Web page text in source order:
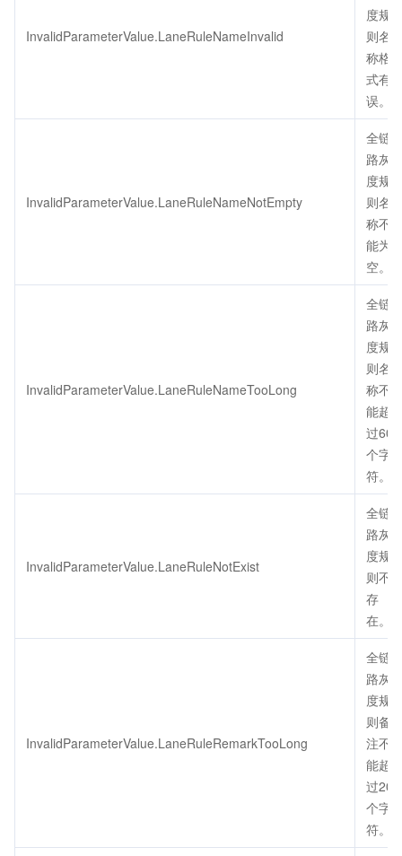
InvalidParameterValue.LaneRuleNameInvalid
度规
则名
称格
式有
误。
InvalidParameterValue.LaneRuleNameNotEmpty
全链
路灰
度规
则名
称不
能为
空。
InvalidParameterValue.LaneRuleNameTooLong
全链
路灰
度规
则名
称不
能超
过60
个字
符。
InvalidParameterValue.LaneRuleNotExist
全链
路灰
度规
则不
存
在。
InvalidParameterValue.LaneRuleRemarkTooLong
全链
路灰
度规
则备
注不
能超
过200
个字
符。